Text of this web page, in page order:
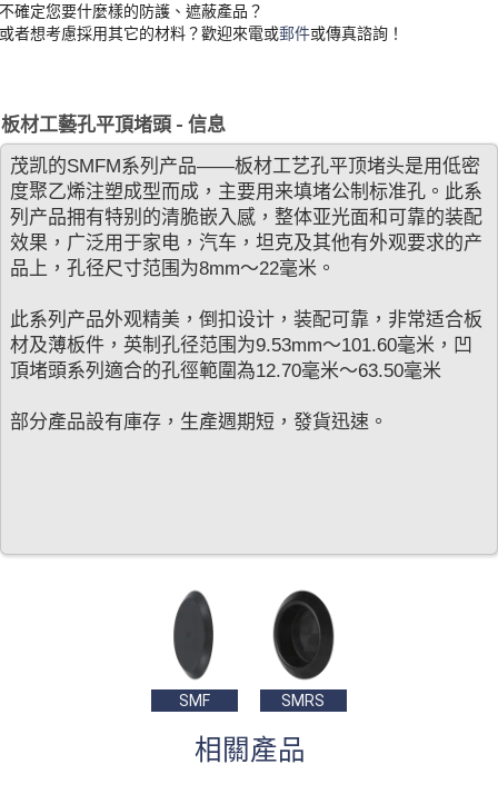
不確定您要什麼樣的防護、遮蔽產品？
或者想考慮採用其它的材料？歡迎來電或郵件或傳真諮詢！
板材工藝孔平頂堵頭 - 信息
茂凯的SMFM系列产品——板材工艺孔平顶堵头是用低密
度聚乙烯注塑成型而成，主要用来填堵公制标准孔。此系
列产品拥有特别的清脆嵌入感，整体亚光面和可靠的装配
效果，广泛用于家电，汽车，坦克及其他有外观要求的产
品上，孔径尺寸范围为8mm〜22毫米。
此系列产品外观精美，倒扣设计，装配可靠，非常适合板
材及薄板件，英制孔径范围为9.53mm〜101.60毫米，凹
頂堵頭系列適合的孔徑範圍為12.70毫米〜63.50毫米
部分產品設有庫存，生產週期短，發貨迅速。
SMF SMRS
相關產品